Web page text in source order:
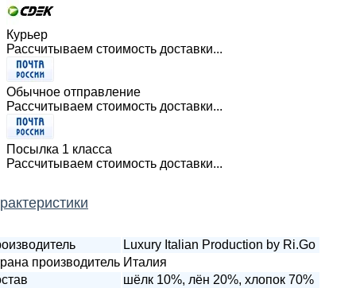
Курьер
Рассчитываем стоимость доставки...
Обычное отправление
Рассчитываем стоимость доставки...
Посылка 1 класса
Рассчитываем стоимость доставки...
Luxury Italian Production by Ri.Go
производитель Италия
шёлк 10%, лён 20%, хлопок 70%